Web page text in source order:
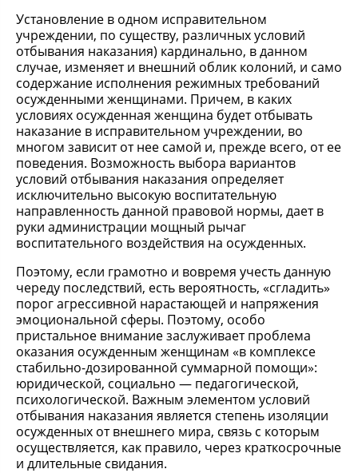
Установление в одном исправительном
учреждении, по существу, различных условий
отбывания наказания) кардинально, в данном
случае, изменяет и внешний облик колоний, и само
содержание исполнения режимных требований
осужденными женщинами. Причем, в каких
условиях осужденная женщина будет отбывать
наказание в исправительном учреждении, во
многом зависит от нее самой и, прежде всего, от ее
поведения. Возможность выбора вариантов
условий отбывания наказания определяет
исключительно высокую воспитательную
направленность данной правовой нормы, дает в
руки администрации мощный рычаг
воспитательного воздействия на осужденных.
Поэтому, если грамотно и вовремя учесть данную
череду последствий, есть вероятность, «сгладить»
порог агрессивной нарастающей и напряжения
эмоциональной сферы. Поэтому, особо
пристальное внимание заслуживает проблема
оказания осужденным женщинам «в комплексе
стабильно-дозированной суммарной помощи»:
юридической, социально — педагогической,
психологической. Важным элементом условий
отбывания наказания является степень изоляции
осужденных от внешнего мира, связь с которым
осуществляется, как правило, через краткосрочные
и длительные свидания.